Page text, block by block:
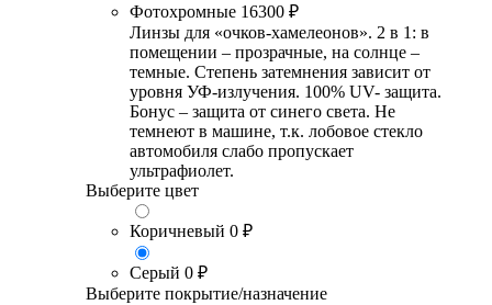
Фотохромные 16300 ₽
Линзы для «очков-хамелеонов». 2 в 1: в
помещении – прозрачные, на солнце –
темные. Степень затемнения зависит от
уровня УФ-излучения. 100% UV- защита.
Бонус – защита от синего света. Не
темнеют в машине, т.к. лобовое стекло
автомобиля слабо пропускает
ультрафиолет.
Выберите цвет
Коричневый 0 ₽
Серый 0 ₽
Выберите покрытие/назначение